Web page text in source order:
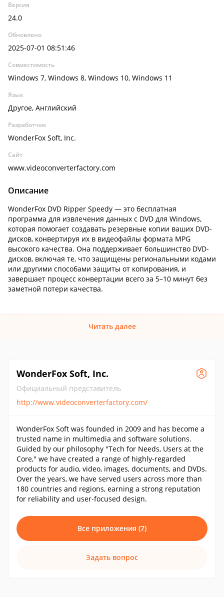
Версия
24.0
Обновлено
2025-07-01 08:51:46
Совместимость
Windows 7, Windows 8, Windows 10, Windows 11
Язык
Другое, Английский
Разработчик
WonderFox Soft, Inc.
Сайт
www.videoconverterfactory.com
Описание
WonderFox DVD Ripper Speedy — это бесплатная
программа для извлечения данных с DVD для Windows,
которая помогает создавать резервные копии ваших DVD-
дисков, конвертируя их в видеофайлы формата MPG
высокого качества. Она поддерживает большинство DVD-
дисков, включая те, что защищены региональными кодами
или другими способами защиты от копирования, и
завершает процесс конвертации всего за 5–10 минут без
заметной потери качества.
Читать далее
WonderFox Soft, Inc.
Официальный представитель
http://www.videoconverterfactory.com/
WonderFox Soft was founded in 2009 and has become a
trusted name in multimedia and software solutions.
Guided by our philosophy "Tech for Needs, Users at the
Core," we have created a range of highly-regarded
products for audio, video, images, documents, and DVDs.
Over the years, we have served users across more than
180 countries and regions, earning a strong reputation
for reliability and user-focused design.
Все приложения (7)
Задать вопрос